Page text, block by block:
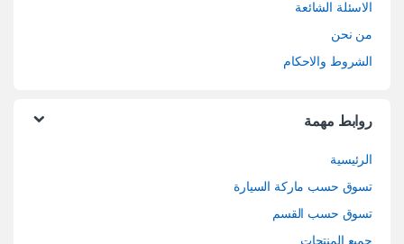
الاسئلة الشائعة
من نحن
الشروط والاحكام
روابط مهمة
الرئيسية
تسوق حسب ماركة السيارة
تسوق حسب القسم
جميع المنتجات